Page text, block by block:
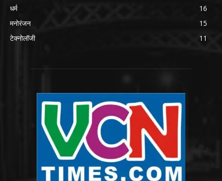
धर्म
16
मनोरंजन
15
टेक्नोलॉजी
11